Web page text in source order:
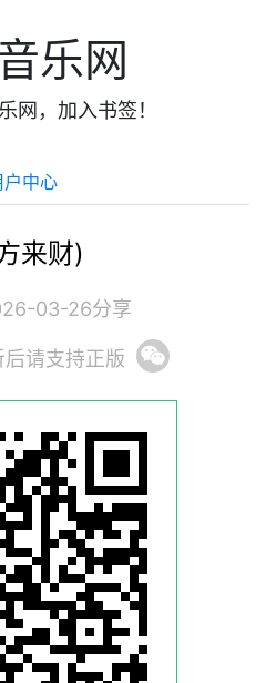
乐网
网，加入书签！
户中心
来财)
03-26分享
请支持正版